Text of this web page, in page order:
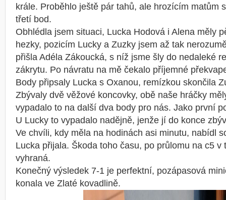
krále. Proběhlo ještě pár tahů, ale hrozícím matům
třetí bod.
Obhlédla jsem situaci, Lucka Hodová i Alena měly
hezky, pozicím Lucky a Zuzky jsem až tak
přišla Adéla Zákoucká, s níž jsme šly do nedaleké
zákrytu. Po návratu na mě čekalo příjemné
Body připsaly Lucka s Oxanou, remízkou skončila
Zbývaly dvě věžové koncovky, obě naše hráčky
vypadalo to na další dva body pro nás. Jako první
U Lucky to vypadalo nadějně, jenže jí do konce
Ve chvíli, kdy měla na hodinách asi minutu, nabídl
Lucka přijala. Škoda toho času, po průlomu na c5 v
vyhraná.
Konečný výsledek 7-1 je perfektní, pozápasová
konala ve Zlaté kovadlině.